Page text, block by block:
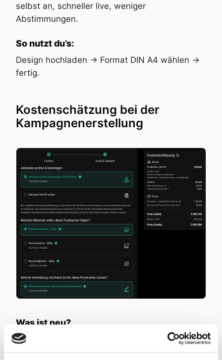
selbst an, schneller live, weniger
Abstimmungen.
So nutzt du’s:
Design hochladen → Format DIN A4 wählen →
fertig.
Kostenschätzung bei der
Kampagnenerstellung
Was ist neu?
Während du die Kampagne anlegst, zeigen wir